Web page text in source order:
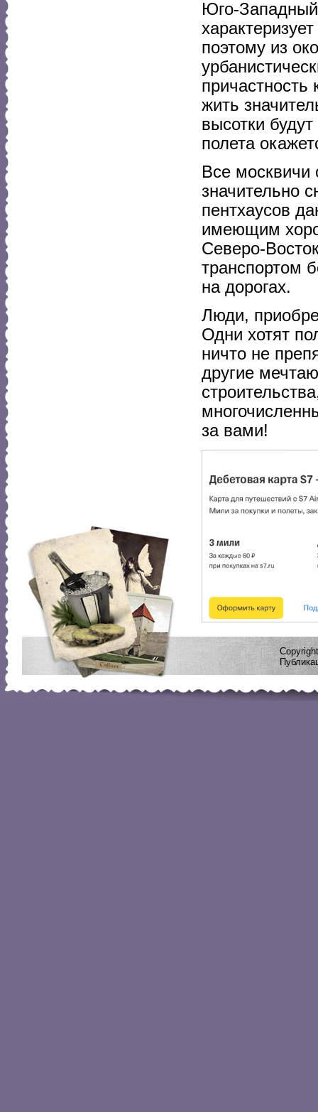
Юго-Западный
поэтому из
причастность
жить
высотки
полета
Все москвичи
значительно
пентхаусов
имеющим
Северо-
транспортом
на дорогах.
Люди,
Одни хотят
ничто не
другие
за вами!